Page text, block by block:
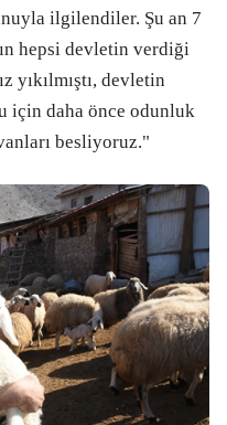
ilgilendiler. Şu an 7
hepsi devletin verdiği
yıkılmıştı, devletin
için daha önce odunluk
besliyoruz."